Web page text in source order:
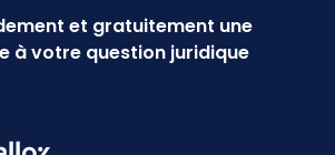
et gratuitement une
à votre question juridique